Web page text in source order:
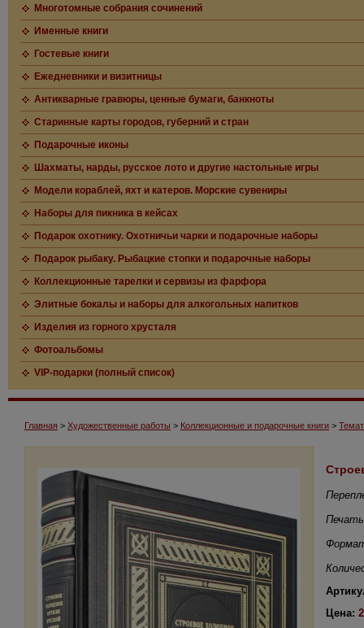
Многотомные собрания сочинений
Именные книги
Гостевые книги
Ежедневники и визитницы
Антикварные гравюры, ценные бумаги, банкноты
Старинные карты городов, губерний и стран
Подарочные иконы
Шахматы, нарды, русское лото и другие настольные игры
Модели кораблей, яхт и катеров. Морские сувениры
Наборы для пикника в кейсах
Подарок охотнику. Охотничьи чарки и подарочные наборы
Подарок рыбаку. Рыбацкие стопки и подарочные наборы
Коллекционные тарелки и сервизы из фарфора
Элитные бокалы и наборы для алкогольных напитков
Изделия из горного хрусталя
Фотоальбомы
VIP-подарки (полный список)
Главная > Художественные работы > Коллекционные и подарочные книги >
Цена: